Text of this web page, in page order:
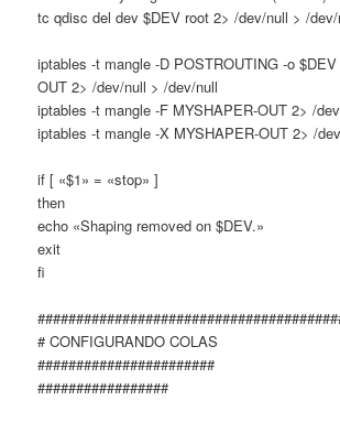
tc qdisc del dev $DEV root 2> /dev/null > /dev/
iptables -t mangle -D POSTROUTING -o
OUT 2> /dev/null > /dev/null
iptables -t mangle -F MYSHAPER-OUT 2> /
iptables -t mangle -X MYSHAPER-OUT 2> /
if [ «$1» = «stop» ]
then
echo «Shaping removed on $DEV.»
exit
fi
# CONFIGURANDO COLAS
#######################
#################